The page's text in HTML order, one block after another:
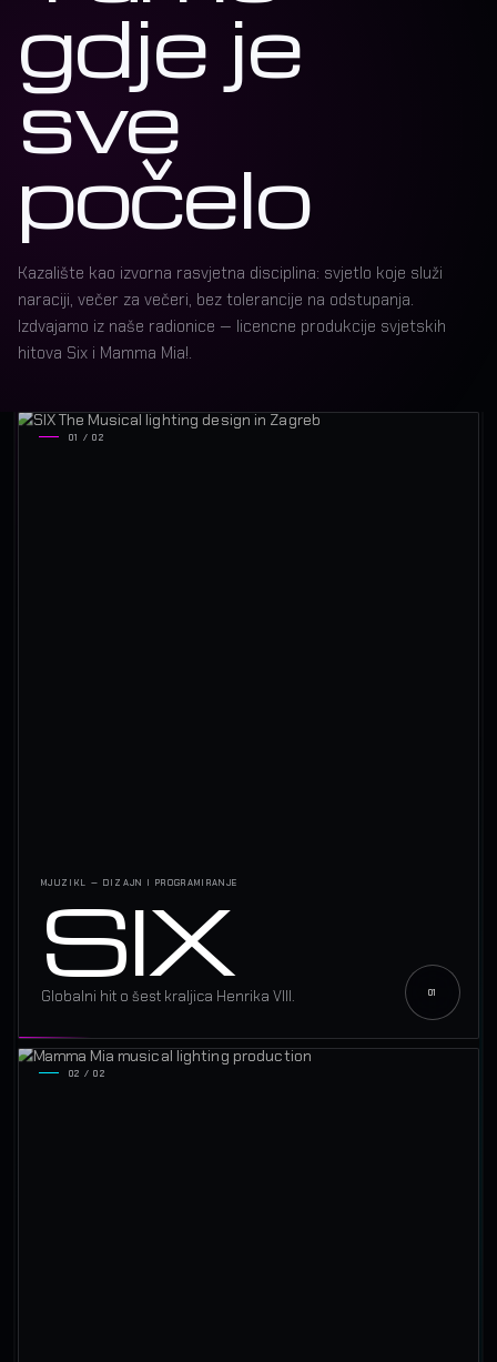
gdje je
sve
počelo
Kazalište kao izvorna rasvjetna disciplina: svjetlo koje služi
naraciji, večer za večeri, bez tolerancije na odstupanja.
Izdvajamo iz naše radionice — licencne produkcije svjetskih
hitova Six i Mamma Mia!.
01 / 02
MJUZIKL — DIZAJN I PROGRAMIRANJE
SIX
Globalni hit o šest kraljica Henrika VIII.
02 / 02